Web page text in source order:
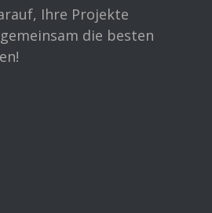
Ihre Projekte
die besten